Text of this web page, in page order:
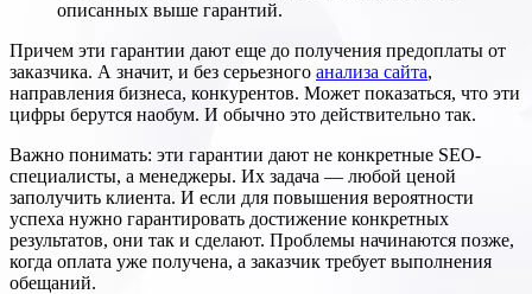
описанных выше гарантий.
Причем эти гарантии дают еще до получения предоплаты от
заказчика. А значит, и без серьезного анализа сайта,
направления бизнеса, конкурентов. Может показаться, что эти
цифры берутся наобум. И обычно это действительно так.
Важно понимать: эти гарантии дают не конкретные SEO-
специалисты, а менеджеры. Их задача — любой ценой
заполучить клиента. И если для повышения вероятности
успеха нужно гарантировать достижение конкретных
результатов, они так и сделают. Проблемы начинаются позже,
когда оплата уже получена, а заказчик требует выполнения
обещаний.